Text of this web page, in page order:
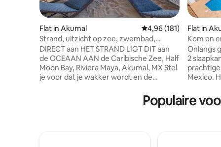
Flat in Akumal Gemiddelde
4,96 (181)
Strand, uitzicht op zee, zwembad,
geschikt voor 1-4 personen Akumal MX
DIRECT aan HET STRAND LIGT DIT aan
de OCEAAN AAN de Caribische Zee, Half
Moon Bay, Riviera Maya, Akumal, MX Stel
je voor dat je wakker wordt en de
afgelegen strand, geluiden van de
Flat in
Kom en
in
Onlangs
2
prachtige
Mexico.
Populaire